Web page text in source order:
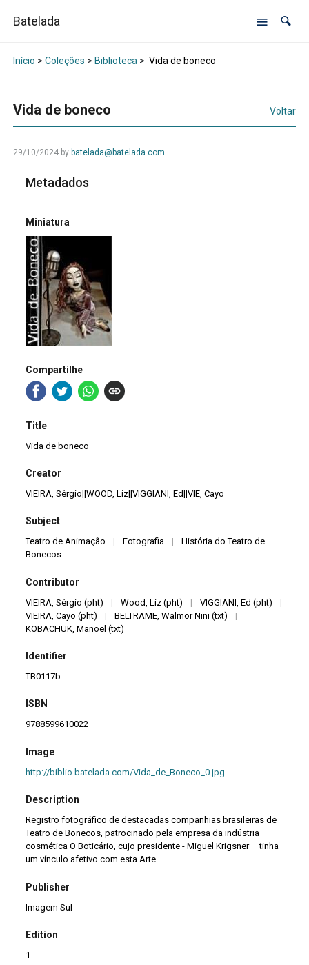
Batelada
Início > Coleções > Biblioteca> Vida de boneco
Vida de boneco Voltar
29/10/2024by batelada@batelada.com
Metadados
Miniatura
Compartilhe
Title
Vida de boneco
Creator
VIEIRA, Sérgio||WOOD, Liz||VIGGIANI, Ed||VIE, Cayo
Subject
Teatro de Animação | Fotografia |
História do Teatro de
Bonecos
Contributor
VIEIRA, Sérgio (pht) | Wood, Liz (pht) | VIGGIANI, Ed (pht)
|
VIEIRA, Cayo (pht)
| BELTRAME, Walmor Nini (txt)
|
KOBACHUK, Manoel (txt)
Identifier
TB0117b
ISBN
9788599610022
Image
http://biblio.batelada.com/Vida_de_Boneco_0.jpg
Description
Registro fotográfico de destacadas companhias brasileiras de
Teatro de Bonecos, patrocinado pela empresa da indústria
cosmética O Boticário, cujo presidente - Miguel Krigsner – tinha
um vínculo afetivo com esta Arte.
Publisher
Imagem Sul
Edition
1